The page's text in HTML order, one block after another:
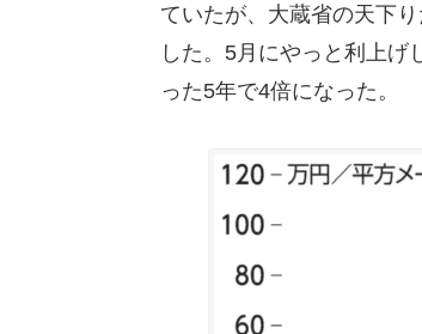
ていたが、大蔵省の天下
した。5月にやっと利上げ
った5年で4倍になった。